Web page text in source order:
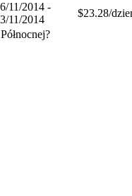
11/2014 -
11/2014
$23.28/